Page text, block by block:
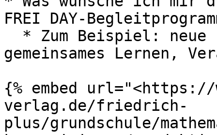
FREI DAY-
gemeinsames Lernen,
{% embed
verlag.de/friedrich-
plus/grundschule/